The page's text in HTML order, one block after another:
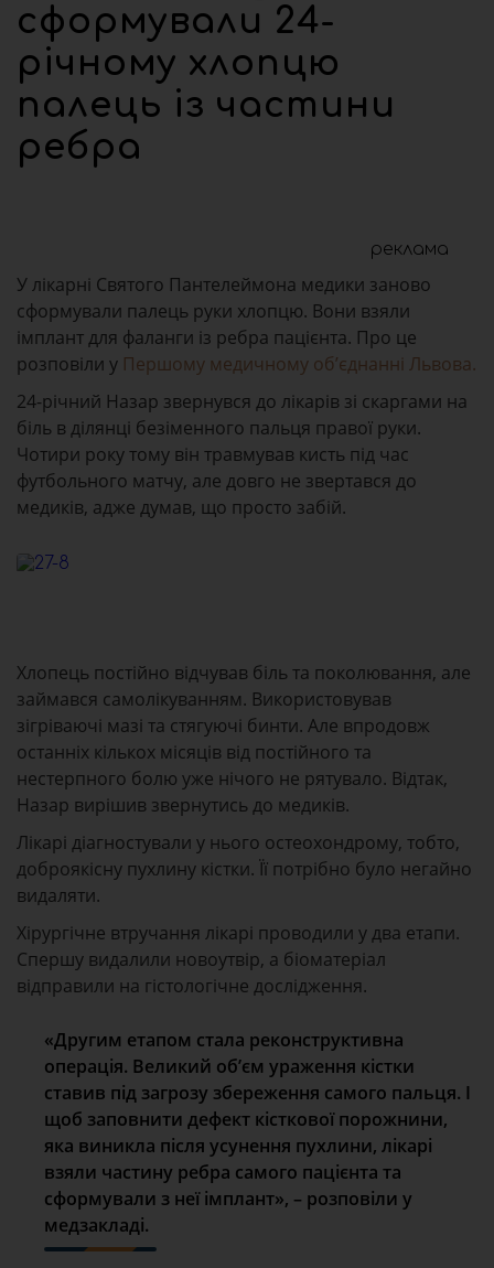
сформували 24-
річному хлопцю
палець із частини
ребра
реклама
У лікарні Святого Пантелеймона медики заново
сформували палець руки хлопцю. Вони взяли
імплант для фаланги із ребра пацієнта. Про це
розповіли у Першому медичному об’єднанні Львова.
24-річний Назар звернувся до лікарів зі скаргами на
біль в ділянці безіменного пальця правої руки.
Чотири року тому він травмував кисть під час
футбольного матчу, але довго не звертався до
медиків, адже думав, що просто забій.
Хлопець постійно відчував біль та поколювання, але
займався самолікуванням. Використовував
зігріваючі мазі та стягуючі бинти. Але впродовж
останніх кількох місяців від постійного та
нестерпного болю уже нічого не рятувало. Відтак,
Назар вирішив звернутись до медиків.
Лікарі діагностували у нього остеохондрому, тобто,
доброякісну пухлину кістки. Її потрібно було негайно
видаляти.
Хірургічне втручання лікарі проводили у два етапи.
Спершу видалили новоутвір, а біоматеріал
відправили на гістологічне дослідження.
«Другим етапом стала реконструктивна
операція. Великий об’єм ураження кістки
ставив під загрозу збереження самого пальця. І
щоб заповнити дефект кісткової порожнини,
яка виникла після усунення пухлини, лікарі
взяли частину ребра самого пацієнта та
сформували з неї імплант», – розповіли у
медзакладі.